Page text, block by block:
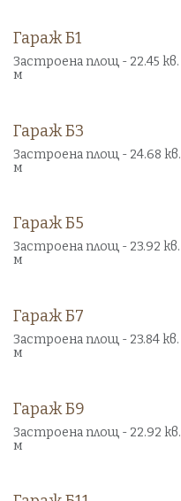
Продаден
Гараж Б1
Застроена площ - 22.45 кв.
м
Продаден
Гараж Б3
Застроена площ - 24.68 кв.
м
Продаден
Гараж Б5
Застроена площ - 23.92 кв.
м
Продаден
Гараж Б7
Застроена площ - 23.84 кв.
м
Продаден
Гараж Б9
Застроена площ - 22.92 кв.
м